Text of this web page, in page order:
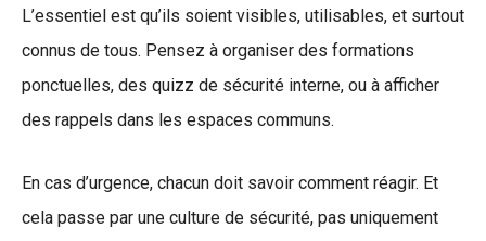
L’essentiel est qu’ils soient visibles, utilisables, et surtout
connus de tous. Pensez à organiser des formations
ponctuelles, des quizz de sécurité interne, ou à afficher
des rappels dans les espaces communs.
En cas d’urgence, chacun doit savoir comment réagir. Et
cela passe par une culture de sécurité, pas uniquement